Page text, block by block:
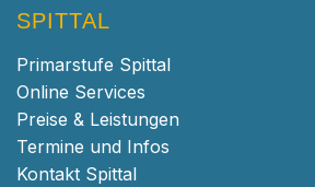
SPITTAL
Primarstufe Spittal
Online Services
Preise & Leistungen
Termine und Infos
Kontakt Spittal